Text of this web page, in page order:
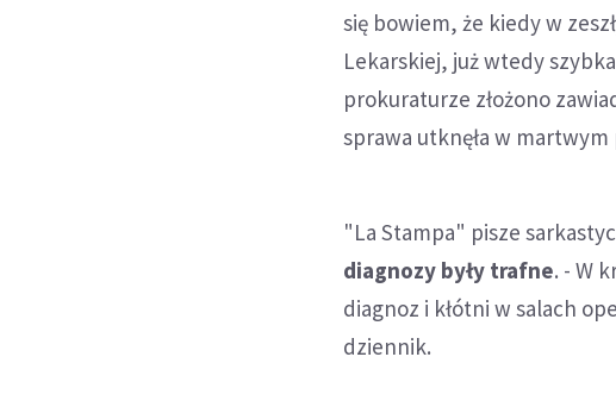
się bowiem, że kiedy w
Lekarskiej, już wtedy
prokuraturze złożono
sprawa utknęła w martwym
"La Stampa" pisze
diagnozy były trafne. - W
diagnoz i kłótni w salach
dziennik.